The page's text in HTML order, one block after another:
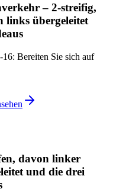
– 2-streifig,
links übergeleitet
Bereiten Sie sich auf
davon linker
und die drei